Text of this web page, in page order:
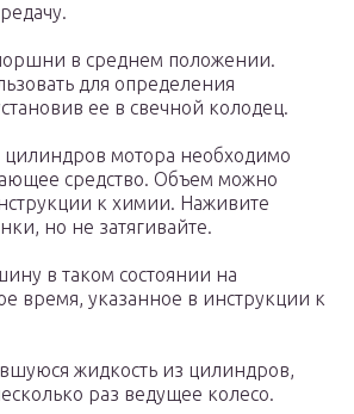
в среднем положении.
для определения
ее в свечной колодец.
мотора необходимо
средство. Объем можно
к химии. Наживите
но не затягивайте.
в таком состоянии на
время, указанное в инструкции к
жидкость из цилиндров,
раз ведущее колесо.